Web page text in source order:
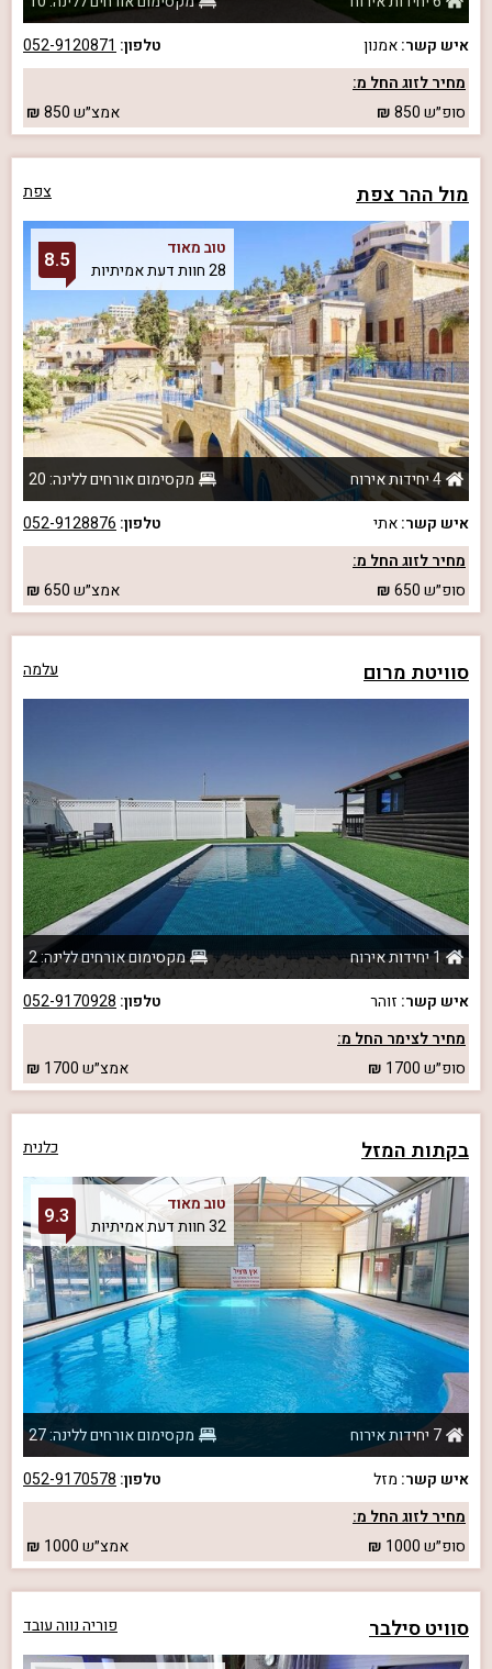
איש קשר:אמנון טלפון: 052-9120871
מחיר לזוג החל מ:
סופ״ש850 אמצ״ש850
מול ההר צפת צפת
טוב מאוד
28 חוות דעת אמיתיות
8.5
4 יחידות אירוח
מקסימום אורחים ללינה: 20
איש קשר:אתי טלפון: 052-9128876
מחיר לזוג החל מ:
סופ״ש650 אמצ״ש650
סוויטת מרום עלמה
1 יחידות אירוח
מקסימום אורחים ללינה: 2
איש קשר: זוהר טלפון: 052-9170928
מחיר לצימר החל מ:
סופ״ש1700 אמצ״ש1700
בקתות המזל כלנית
טוב מאוד
32 חוות דעת אמיתיות
9.3
7 יחידות אירוח
מקסימום אורחים ללינה: 27
איש קשר: מזל טלפון: 052-9170578
מחיר לזוג החל מ:
סופ״ש1000 אמצ״ש1000
סוויט סילבר פוריה נווה עובד